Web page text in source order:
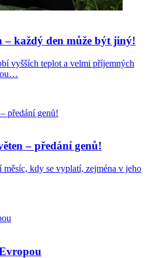
každý den může být jiný!
vyšších teplot a velmi příjemných
– předání genů!
měsíc, kdy se vyplatí, zejména v jeho